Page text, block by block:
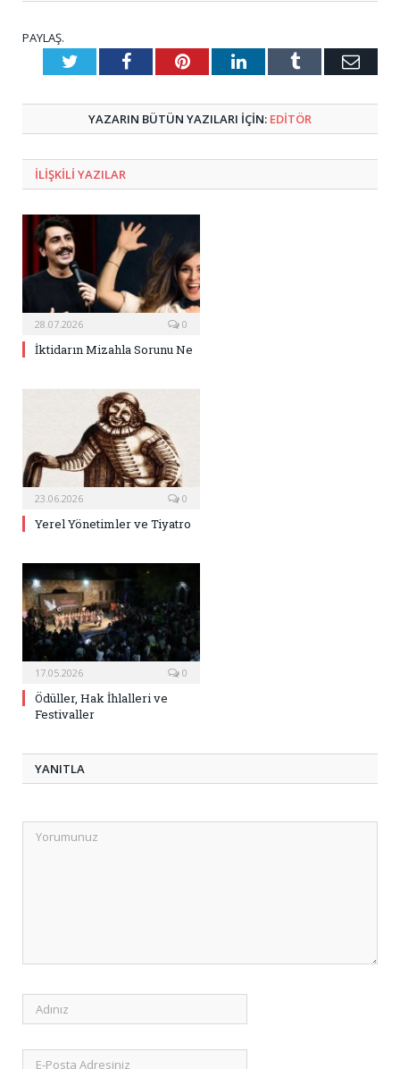
PAYLAŞ.
TwitterFacebookPinterestLinkedInTumblr E-
YAZARIN BÜTÜN YAZILARI IÇIN: EDİTÖR
ILIŞKILI YAZILAR
28.07.2026 0
İktidarın Mizahla Sorunu Ne
23.06.2026 0
Yerel Yönetimler ve Tiyatro
17.05.2026 0
Ödüller, Hak İhlalleri ve
Festivaller
YANITLA